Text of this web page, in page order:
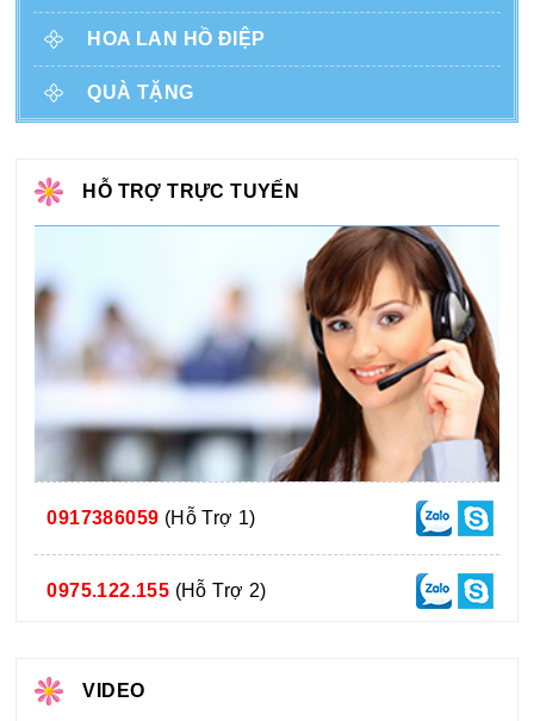
HOA LAN HỒ ĐIỆP
QUÀ TẶNG
HỖ TRỢ TRỰC TUYẾN
0917386059 (Hỗ Trợ 1)
0975.122.155 (Hỗ Trợ 2)
VIDEO